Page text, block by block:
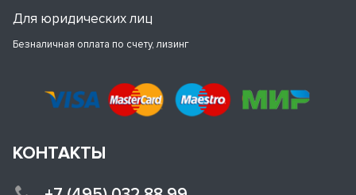
Для юридических лиц
Безналичная оплата по счету, лизинг
КОНТАКТЫ